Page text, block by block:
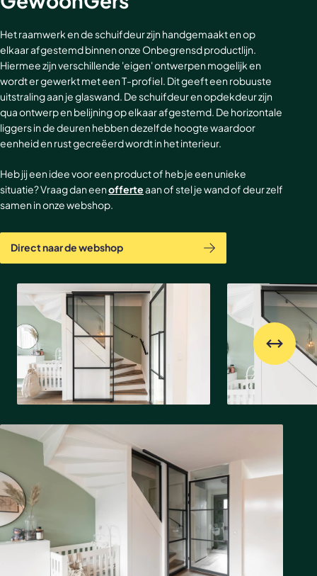
Het raamwerk en de schuifdeur zijn handgemaakt en op
elkaar afgestemd binnen onze Onbegrensd productlijn.
Hiermee zijn verschillende 'eigen' ontwerpen mogelijk en
wordt er gewerkt met een T-profiel. Dit geeft een robuuste
uitstraling aan je glaswand. De schuifdeur en opdekdeur zijn
qua ontwerp en belijning op elkaar afgestemd. De horizontale
liggers in de deuren hebben dezelfde hoogte waardoor
eenheid en rust gecreëerd wordt in het interieur.
Heb jij een idee voor een product of heb je een unieke
situatie? Vraag dan eenofferteaan of stel je wand of deur zelf
samen in onze webshop.
Direct naar de webshop